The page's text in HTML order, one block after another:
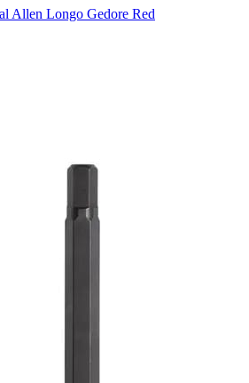
Allen Longo Gedore Red